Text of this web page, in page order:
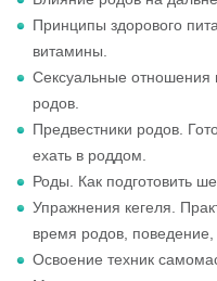
Принципы здорового
витамины.
Сексуальные отношения
родов.
Предвестники родов.
ехать в роддом.
Роды. Как подготовить
Упражнения кегеля.
время родов, поведение,
Освоение техник